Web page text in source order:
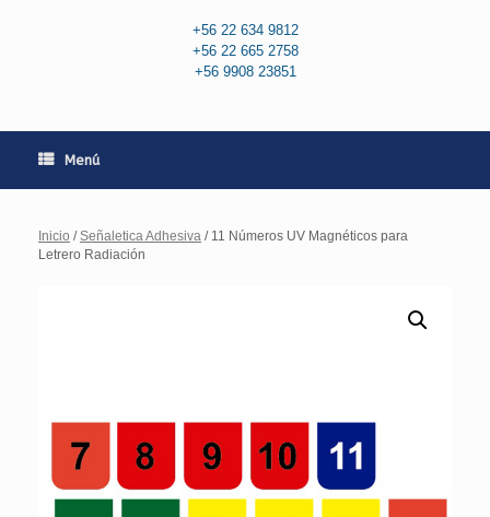
+56 22 634 9812
+56 22 665 2758
+56 9908 23851
Menú
Inicio /Señaletica Adhesiva / 11 Números UV Magnéticos para
Letrero Radiación